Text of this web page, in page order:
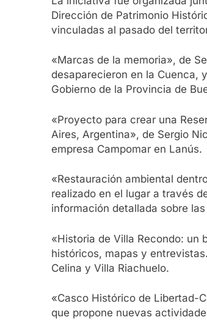
Dirección de Patrimonio
vinculadas al pasado del
«Marcas de la memoria», de
desaparecieron en la Cuenca,
Gobierno de la Provincia de
«Proyecto para crear una
Aires, Argentina», de Sergio
empresa Campomar en Lanús.
«Restauración ambiental
realizado en el lugar a través
información detallada sobre
«Historia de Villa Recondo: un
históricos, mapas y
Celina y Villa Riachuelo.
«Casco Histórico de Libertad-
que propone nuevas